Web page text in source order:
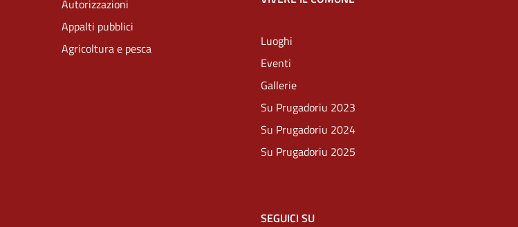
Autorizzazioni
Appalti pubblici
Agricoltura e pesca
Luoghi
Eventi
Gallerie
Su Prugadoriu 2023
Su Prugadoriu 2024
Su Prugadoriu 2025
SEGUICI SU